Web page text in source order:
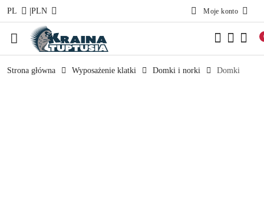
Przejdź do treści głównej
Przejdź do wyszukiwarki
Przejdź do moje konto
Przejdź do menu głównego
Przejdź do opisu produktu
Przejdź do stopki
PL |PLN Moje konto
Strona główna Wyposażenie klatki Domki i norki Domki